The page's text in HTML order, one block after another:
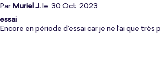
Par Muriel J.le 30 Oct. 2023
essai
Encore en période d'essai car je ne l'ai que très